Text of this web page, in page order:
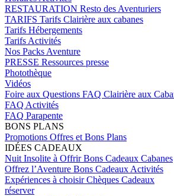
RESTAURATION Resto des Aventuriers
TARIFS Tarifs Clairière aux cabanes
Tarifs Hébergements
Tarifs Activités
Nos Packs Aventure
PRESSE Ressources presse
Photothèque
Vidéos
Foire aux Questions FAQ Clairière aux
FAQ Activités
FAQ Parapente
BONS PLANS
Promotions Offres et Bons Plans
IDÉES CADEAUX
Nuit Insolite à OffrirBons Cadeaux Cabanes
Offrez l’Aventure Bons Cadeaux Activités
Expériences à choisirChèques Cadeaux
réserver